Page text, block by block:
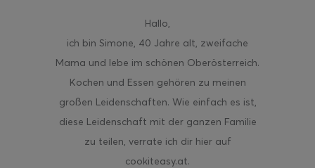
Hallo
ich bin Simone, 40 Jahre alt, zweifache
Mama und lebe im schönen Oberösterreich.
Kochen und Essen gehören zu meinen
großen Leidenschaften. Wie einfach es ist,
diese Leidenschaft mit der ganzen Familie
zu teilen, verrate ich dir hier auf
cookiteasy.at.